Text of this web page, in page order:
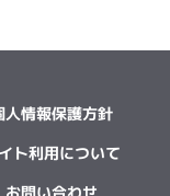
人情報保護方針
ト利用について
お問い合わせ